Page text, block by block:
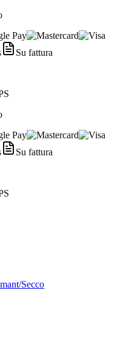
Su fattura
Su fattura
Secco